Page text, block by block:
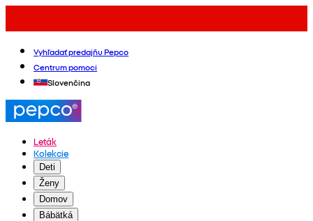
Vyhľadať predajňu Pepco
Centrum pomoci
Slovenčina
Leták
Kolekcie
Deti
Ženy
Domov
Bábätká